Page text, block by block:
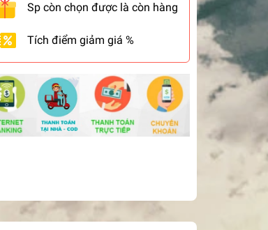
Sp còn chọn được là còn hàng
Tích điểm giảm giá %